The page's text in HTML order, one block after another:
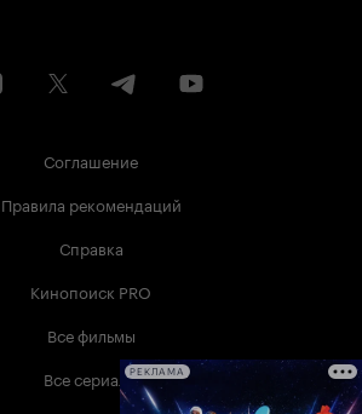
Соглашение
Правила рекомендаций
Справка
Кинопоиск PRO
Все фильмы
Все сериалыРЕКЛАМА